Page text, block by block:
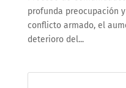
profunda preocupación
conflicto armado, el
deterioro del...